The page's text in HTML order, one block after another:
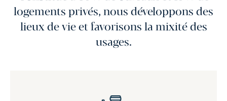
logements privés, nous développons des
lieux de vie et favorisons la mixité des
usages.